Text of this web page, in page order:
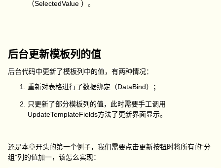
（SelectedValue ）。
后台更新模板列的值
后台代码中更新了模板列中的值，有两种情况：
重新对表格进行了数据绑定（DataBind）；
只更新了部分模板列的值，此时需要手工调用
UpdateTemplateFields方法了更新界面显示。
还是本章开头的第一个例子，我们需要点击更新按钮时将所有的“分
组”列的值加一，该怎么实现：